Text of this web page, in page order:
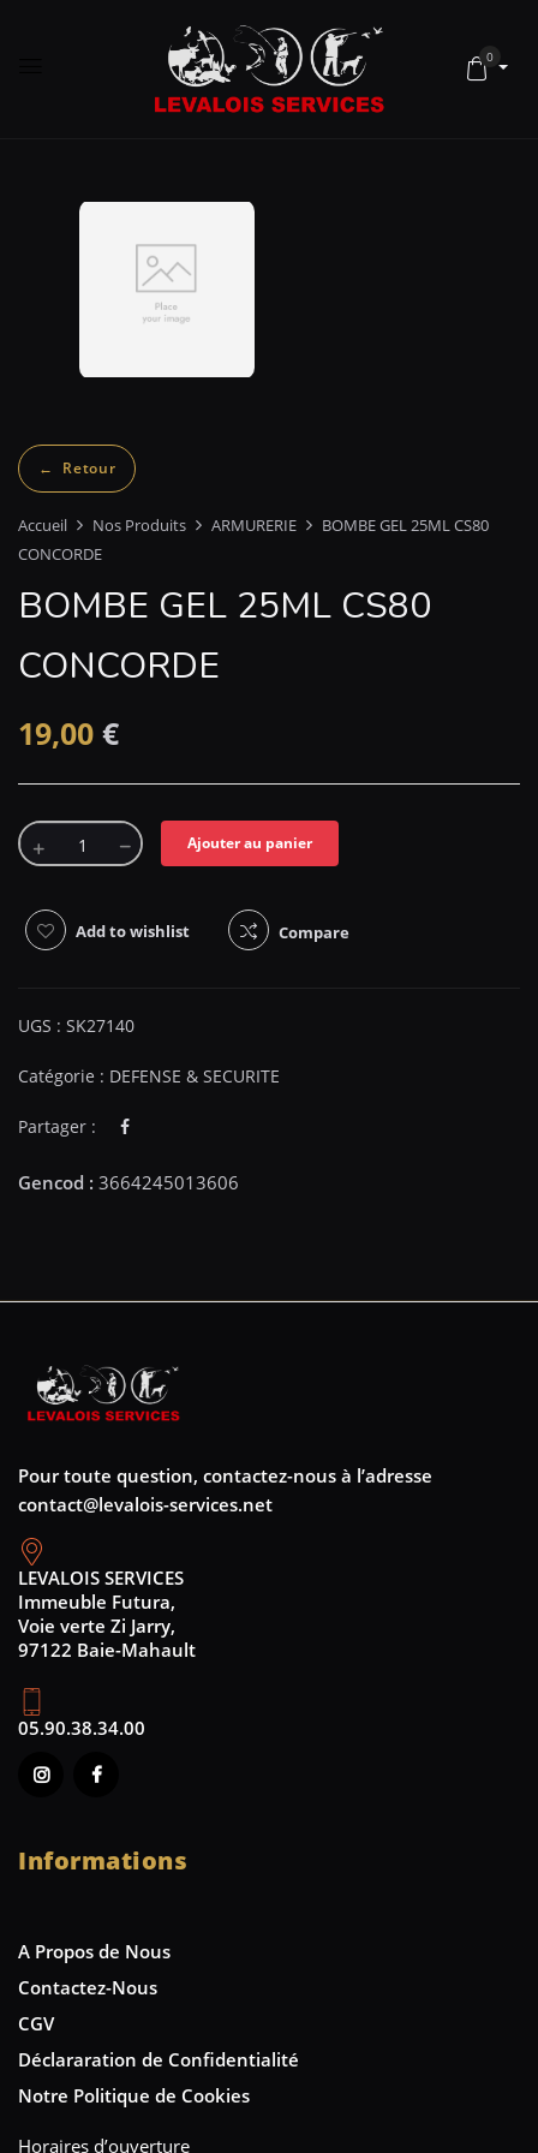
0
Accueil Nos Produits ARMURERIE
BOMBE GEL 25ML CS80
CONCORDE
BOMBE GEL 25ML CS80
CONCORDE
19,00 €
Ajouter au panier
Add to wishlist Compare
UGS : SK27140
Catégorie : DEFENSE & SECURITE
Partager :
Pour toute question, contactez-nous à l’adresse
contact@levalois-services.net
LEVALOIS SERVICES
Immeuble Futura,
Voie verte Zi Jarry,
97122 Baie-Mahault
05.90.38.34.00
Informations
A Propos de Nous
Contactez-Nous
CGV
Déclararation de Confidentialité
Notre Politique de Cookies
Horaires d’ouverture